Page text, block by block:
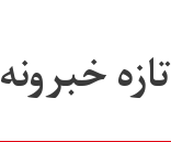
تازه خبرونه